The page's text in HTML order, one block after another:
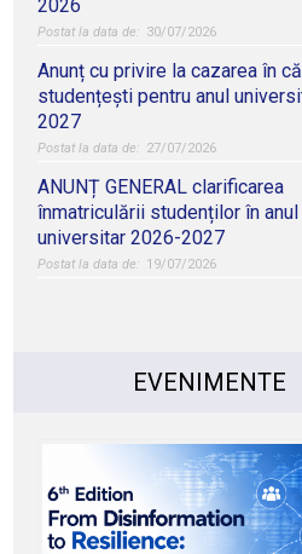
2026
30/07/2026
Anunț cu privire la cazarea în
studențești pentru anul
2027
27/07/2026
ANUNȚ GENERAL clarificarea
înmatriculării studenților în anul
universitar 2026-2027
19/07/2026
EVENIMENTE